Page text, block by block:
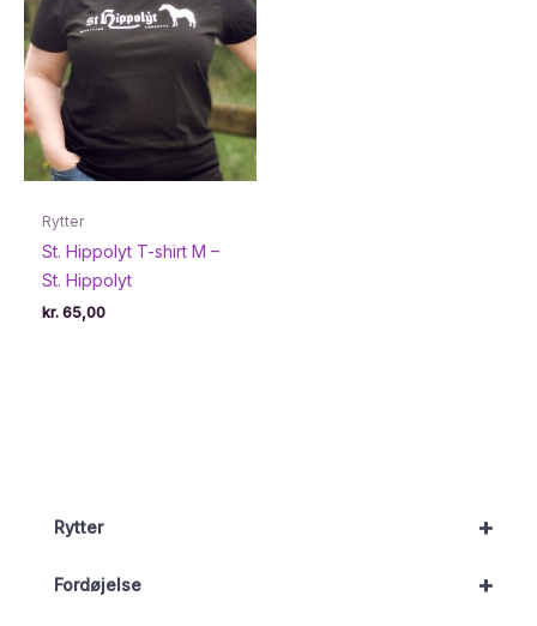
+
Rytter
+
Fordøjelse
Rytter
St. Hippolyt T-shirt M –
St. Hippolyt
kr. 65,00